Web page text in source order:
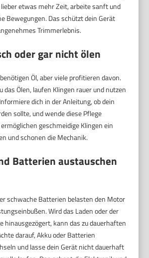
etwas mehr Zeit, arbeite sanft und
Bewegungen. Das schützt dein Gerät
Trimmerlebnis.
oder gar nicht ölen
Öl, aber viele profitieren davon.
das Ölen, laufen Klingen rauer und nutzen
dich in der Anleitung, ob dein
sollte, und wende diese Pflege
geschmeidige Klingen ein
und schonen die Mechanik.
Batterien austauschen
schwache Batterien belasten den Motor
Wird das Laden oder der
hinausgezögert, kann das zu dauerhaften
darauf, Akku oder Batterien
und lasse dein Gerät nicht dauerhaft